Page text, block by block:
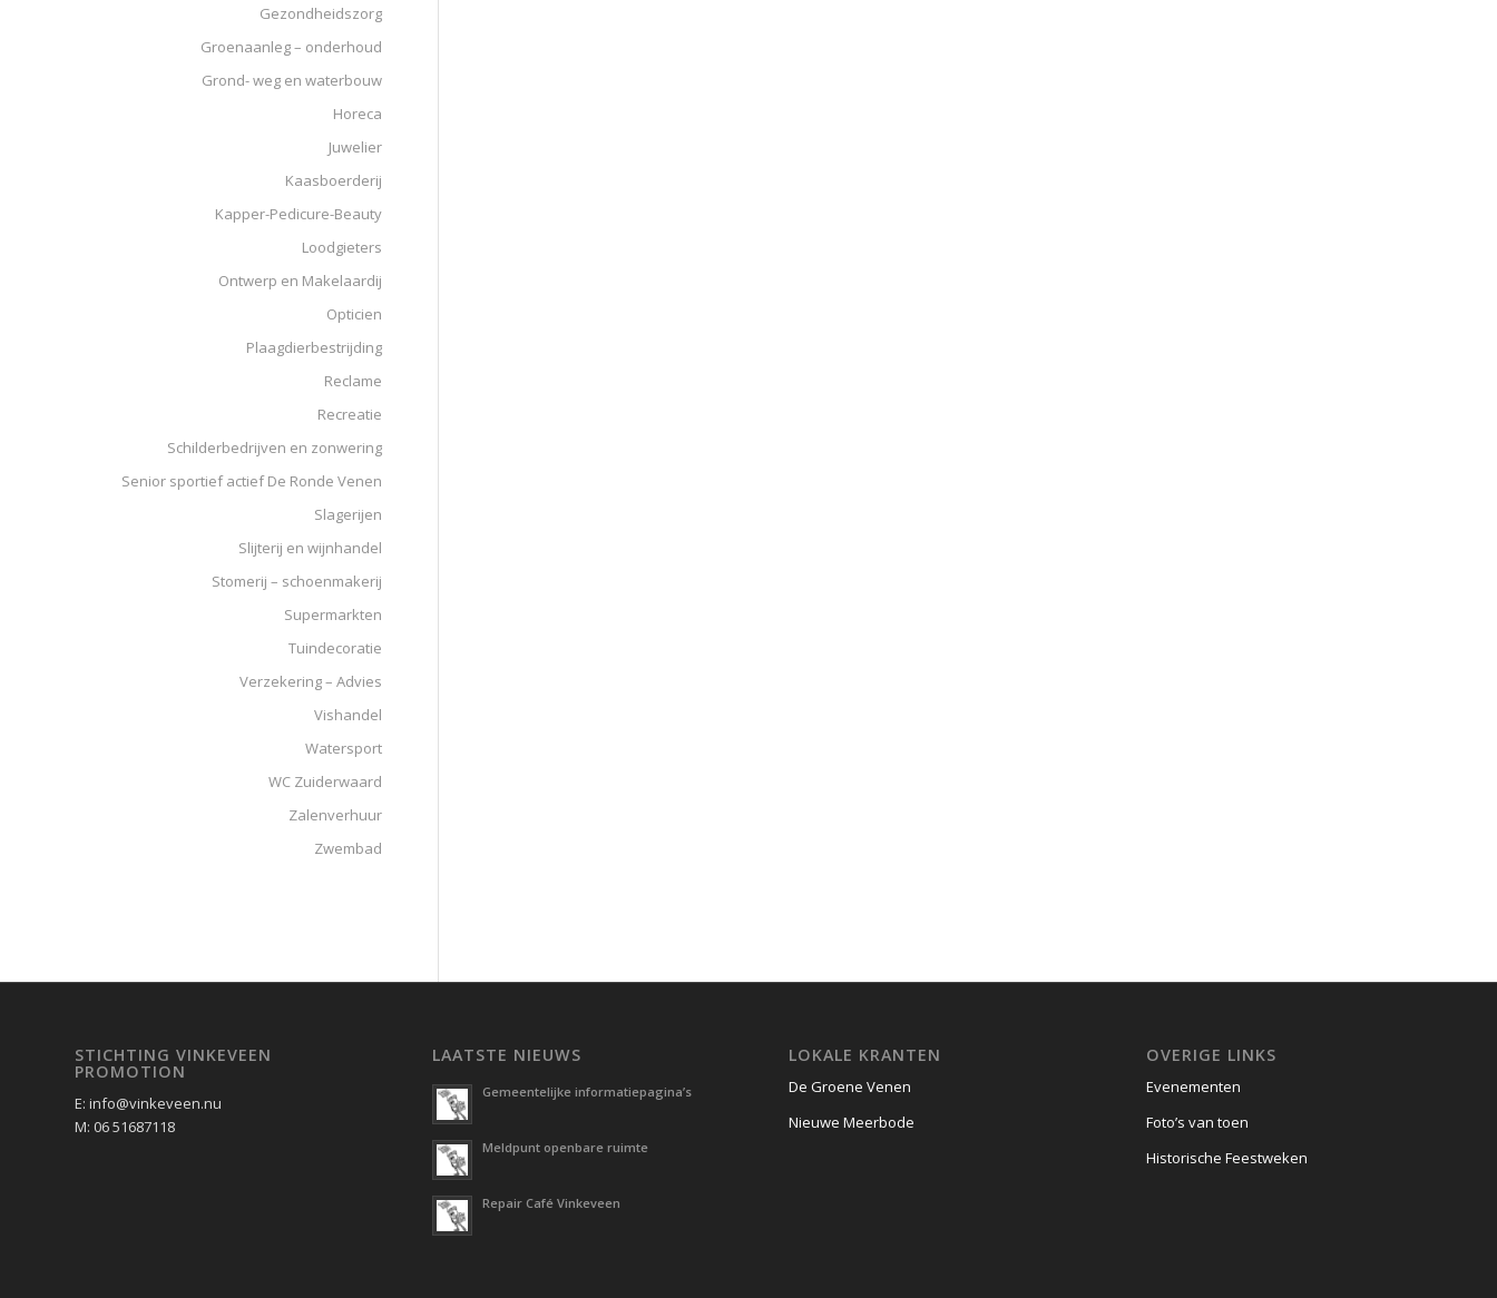
Gezondheidszorg
Groenaanleg – onderhoud
Grond- weg en waterbouw
Horeca
Juwelier
Kaasboerderij
Kapper-Pedicure-Beauty
Loodgieters
Ontwerp en Makelaardij
Opticien
Plaagdierbestrijding
Reclame
Recreatie
Schilderbedrijven en zonwering
Senior sportief actief De Ronde Venen
Slagerijen
Slijterij en wijnhandel
Stomerij – schoenmakerij
Supermarkten
Tuindecoratie
Verzekering – Advies
Vishandel
Watersport
WC Zuiderwaard
Zalenverhuur
Zwembad
STICHTING VINKEVEEN
PROMOTION
E: info@vinkeveen.nu
M: 06 51687118
LAATSTE NIEUWS
Gemeentelijke informatiepagina’s
Meldpunt openbare ruimte
Repair Café Vinkeveen
LOKALE KRANTEN
De Groene Venen
Nieuwe Meerbode
OVERIGE LINKS
Evenementen
Foto’s van toen
Historische Feestweken